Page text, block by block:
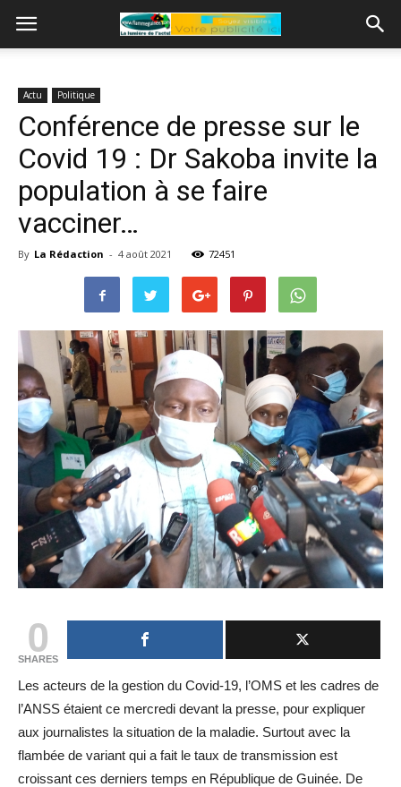
Actu Politique
Conférence de presse sur le
Covid 19 : Dr Sakoba invite la
population à se faire
vacciner…
By La Rédaction - 4 août 2021 72451
0
SHARES
Les acteurs de la gestion du Covid-19, l’OMS et les cadres de
l’ANSS étaient ce mercredi devant la presse, pour expliquer
aux journalistes la situation de la maladie. Surtout avec la
flambée de variant qui a fait le taux de transmission est
croissant ces derniers temps en République de Guinée. De